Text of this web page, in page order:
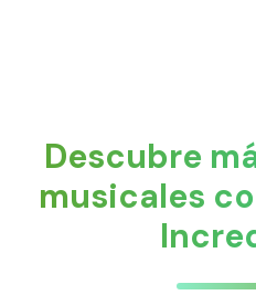
Descubre
musicales